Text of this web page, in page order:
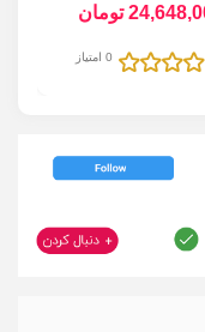
تومان
0 امتیاز